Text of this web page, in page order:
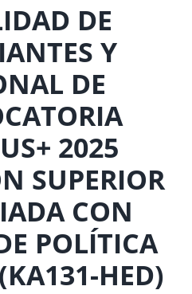
DE
Y
DE
2025
SUPERIOR
CON
POLÍTICA
HED)